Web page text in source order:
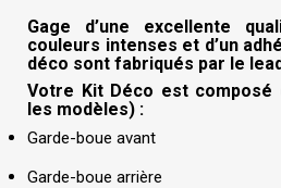
Gage d’une excellente
couleurs intenses et d’un
déco sont fabriqués par le
Votre Kit Déco est
les modèles) :
Garde-boue avant
Garde-boue arrière